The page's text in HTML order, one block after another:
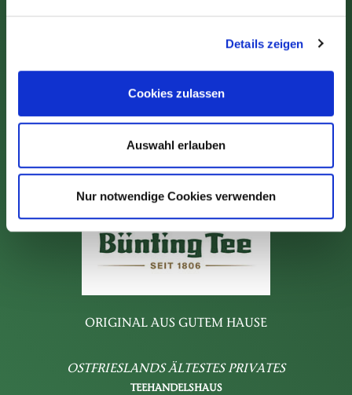
Details zeigen
Cookies zulassen
Auswahl erlauben
Nur notwendige Cookies verwenden
ORIGINAL AUS GUTEM HAUSE
OSTFRIESLANDS ÄLTESTES PRIVATES
TEEHANDELSHAUS